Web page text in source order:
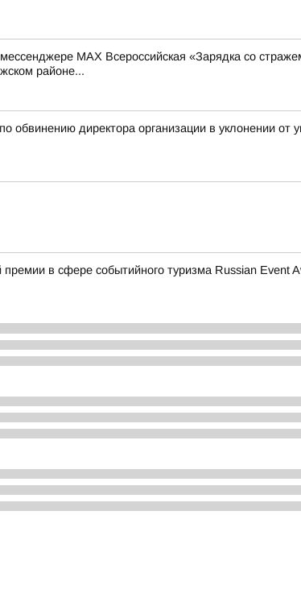
MAX Всероссийская «Зарядка со
районе...
обвинению директора организации в уклонении
в сфере событийного туризма Russian Event